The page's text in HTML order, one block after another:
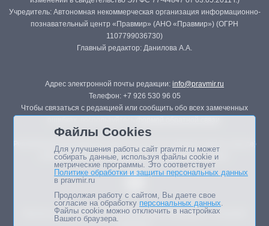
Учредитель: Автономная некоммерческая организация информационно-
познавательный центр «Правмир» (АНО «Правмир») (ОГРН
1107799036730)
Главный редактор: Данилова А.А.
Адрес электронной почты редакции: info@pravmir.ru
Телефон: +7 926 530 96 05
Чтобы связаться с редакцией или сообщить обо всех замеченных
Републикация материалов сайта в печатных изданиях (книгах, прессе)
возможна только с письменного разрешения редакции.
Мнение авторов статей портала может не совпадать с позицией
Файлы Cookies
Для улучшения работы сайт pravmir.ru может
собирать данные, используя файлы cookie и
метрические программы. Это соответствует
Политике обработки и защиты персональных данных
в pravmir.ru
Продолжая работу с сайтом, Вы даете свое
согласие на обработку персональных данных.
Файлы cookie можно отключить в настройках
Вашего браузера.